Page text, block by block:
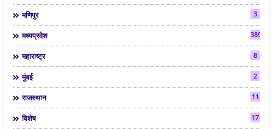
मणिपुर 3
मध्यप्रदेश 3892
महाराष्ट्र 8
मुंबई 2
राजस्थान 11
विशेष 17